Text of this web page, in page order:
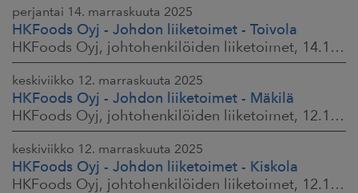
perjantai 14. marraskuuta 2025
HKFoods Oyj - Johdon liiketoimet - Toivola
HKFoods Oyj, johtohenkilöiden liiketoimet, 14.11.2025 klo 11.30
keskiviikko 12. marraskuuta 2025
HKFoods Oyj - Johdon liiketoimet - Mäkilä
HKFoods Oyj, johtohenkilöiden liiketoimet, 12.11.2025 klo 18.00
keskiviikko 12. marraskuuta 2025
HKFoods Oyj - Johdon liiketoimet - Kiskola
HKFoods Oyj, johtohenkilöiden liiketoimet, 12.11.2025 klo 18.00